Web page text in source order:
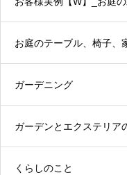
お庭のテーブル、椅子、
ガーデニング
ガーデンとエクステリア
くらしのこと